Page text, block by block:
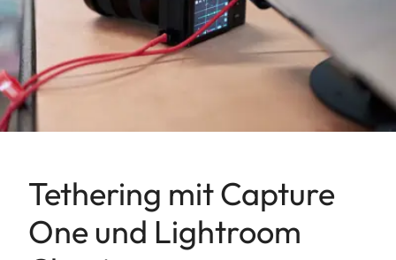
Tethering mit Capture
One und Lightroom